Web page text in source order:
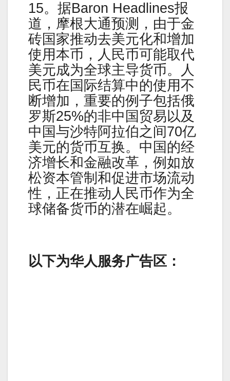
15。据Baron Headlines报
道，摩根大通预测，由于金
砖国家推动去美元化和增加
使用本币，人民币可能取代
美元成为全球主导货币。人
民币在国际结算中的使用不
断增加，重要的例子包括俄
罗斯25%的非中国贸易以及
中国与沙特阿拉伯之间70亿
美元的货币互换。中国的经
济增长和金融改革，例如放
松资本管制和促进市场流动
性，正在推动人民币作为全
球储备货币的潜在崛起。
以下为华人服务广告区：